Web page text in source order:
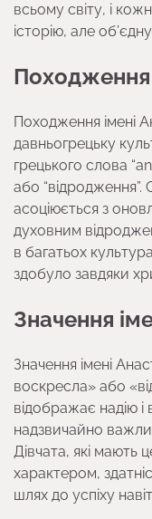
всьому світу, і
історію, але
Походження
Походження імені
давньогрецьку
грецького слова
або “відродження”.
асоціюється з
духовним
в багатьох
здобуло завдяки
Значення
Значення імені
воскресла» або
відображає надію і
надзвичайно
Дівчата, які мають
характером,
шлях до успіху